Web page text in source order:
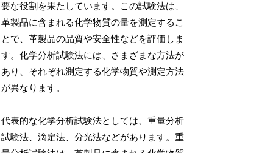
要な役割を果たしています。この試験法は、
革製品に含まれる化学物質の量を測定するこ
とで、革製品の品質や安全性などを評価しま
す。化学分析試験法には、さまざまな方法が
あり、それぞれ測定する化学物質や測定方法
が異なります。
代表的な化学分析試験法としては、重量分析
試験法、滴定法、分光法などがあります。重